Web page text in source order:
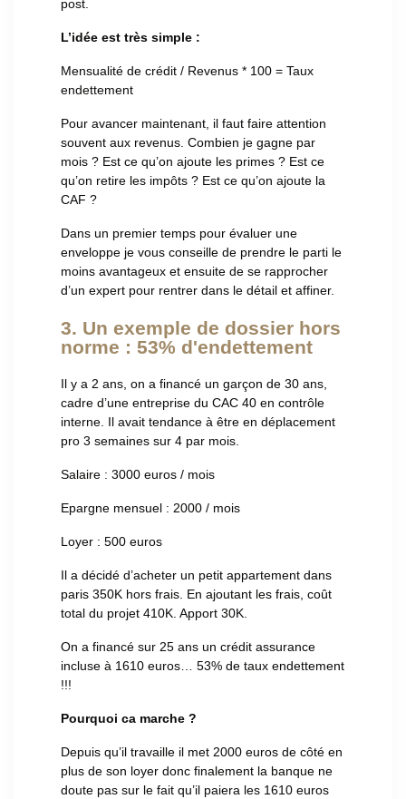
post.
L’idée est très simple :
Mensualité de crédit / Revenus * 100 = Taux
endettement
Pour avancer maintenant, il faut faire attention
souvent aux revenus. Combien je gagne par
mois ? Est ce qu’on ajoute les primes ? Est ce
qu’on retire les impôts ? Est ce qu’on ajoute la
CAF ?
Dans un premier temps pour évaluer une
enveloppe je vous conseille de prendre le parti le
moins avantageux et ensuite de se rapprocher
d’un expert pour rentrer dans le détail et affiner.
3. Un exemple de dossier hors
norme : 53% d'endettement
Il y a 2 ans, on a financé un garçon de 30 ans,
cadre d’une entreprise du CAC 40 en contrôle
interne. Il avait tendance à être en déplacement
pro 3 semaines sur 4 par mois.
Salaire : 3000 euros / mois
Epargne mensuel : 2000 / mois
Loyer : 500 euros
Il a décidé d’acheter un petit appartement dans
paris 350K hors frais. En ajoutant les frais, coût
total du projet 410K. Apport 30K.
On a financé sur 25 ans un crédit assurance
incluse à 1610 euros… 53% de taux endettement
!!!
Pourquoi ca marche ?
Depuis qu’il travaille il met 2000 euros de côté en
plus de son loyer donc finalement la banque ne
doute pas sur le fait qu’il paiera les 1610 euros